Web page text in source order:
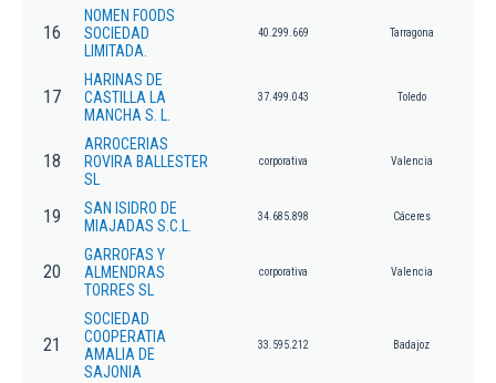
16
NOMEN FOODS
SOCIEDAD
LIMITADA.
40.299.669 Tarragona
17
HARINAS DE
CASTILLA LA
MANCHA S. L.
37.499.043 Toledo
18
ARROCERIAS
ROVIRA BALLESTER
SL
corporativa Valencia
19
SAN ISIDRO DE
MIAJADAS S.C.L.
34.685.898 Cáceres
20
GARROFAS Y
ALMENDRAS
TORRES SL
corporativa Valencia
21
SOCIEDAD
COOPERATIA
AMALIA DE
SAJONIA
33.595.212 Badajoz